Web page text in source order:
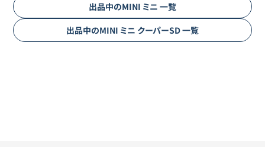
出品中のMINI ミニ 一覧
出品中のMINI ミニ クーパーSD一覧